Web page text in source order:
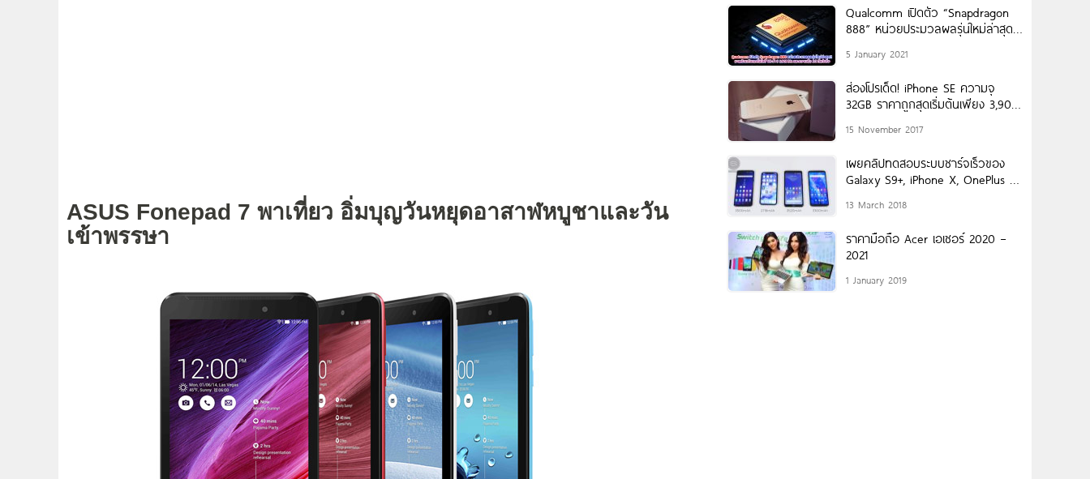
ASUS Fonepad 7 พาเที่ยว อิ่มบุญวันหยุดอาสาฬหบูชาและวัน
เข้าพรรษา
Qualcomm เปิดตัว “Snapdragon
888” หน่วยประมวลผลรุ่นใหม่ล่าสุด!!
160MHz และความเร็ว
5 January 2021
ส่องโปรเด็ด! iPhone SE ความจุ
32GB ราคาถูกสุดเริ่มต้นเพียง 3,900
15 November 2017
เผยคลิปทดสอบระบบชาร์จเร็วของ
Galaxy S9+, iPhone X, OnePlus 5T
13 March 2018
ราคามือถือ Acer เอเซอร์ 2020 –
2021
1 January 2019